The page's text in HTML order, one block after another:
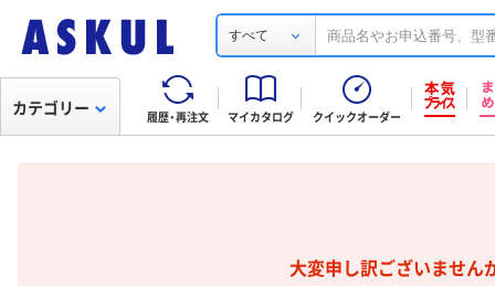
すべて
履歴・再注文 マイカタログ クイックオーダー
カテゴリー
大変申し訳ございません